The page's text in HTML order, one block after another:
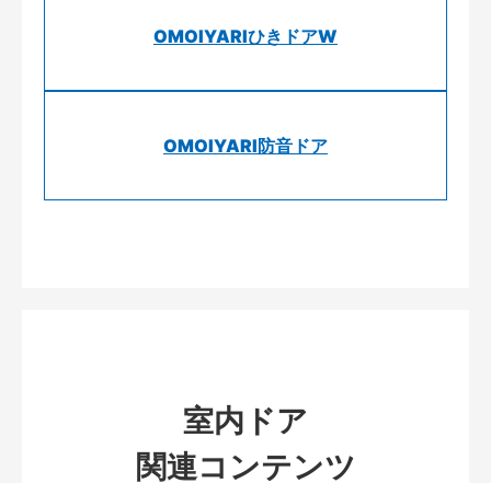
OMOIYARIひきドアW
OMOIYARI防音ドア
室内ドア
関連コンテンツ